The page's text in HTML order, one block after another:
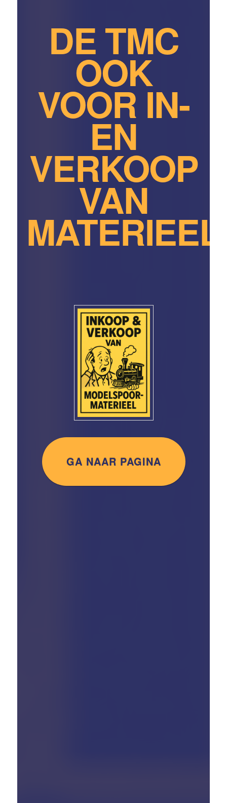
DE TMC
OOK
VOOR IN-
EN
VERKOOP
VAN
MATERIEEL
GA NAAR PAGINA